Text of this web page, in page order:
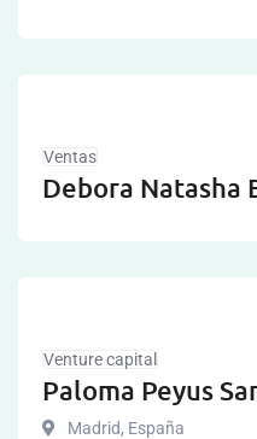
Ventas
Debora Natasha
Venture capital
Paloma Peyus
Madrid, España